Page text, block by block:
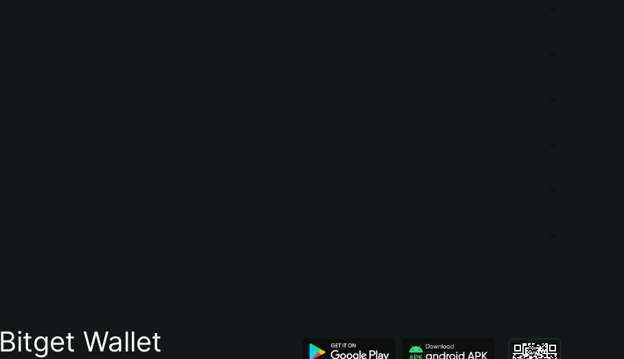
تنزيل تطبيق محفظة Bitget Wallet